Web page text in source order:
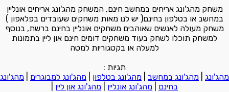
משחק מהג'ונג אריחים במחשב חינם, המשחק מהג'ונג אריחים אונליין
במחשב או בטלפון בחינם( יש לנו מאות משחקים שעובדים בפלאפון )
משחק מעולה לאנשים שאוהבים משחקים אונליין בחינם ברשת, בנוסף
למשחק תוכלו לשחק בעוד משחקים דומים חינם און ליין בתמונות
למעלה או בקטגוריות למטה
תגיות :
מהג'ונג
מהג'ונג במחשב מהג'ונג בטלפון מהג'ונג למבוגרים
מהג'ונג
בחינם
מהג'ונג אונליין מהג'ונג און ליין